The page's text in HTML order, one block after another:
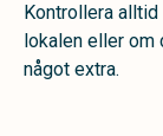
Kontrollera
lokalen eller om
något extra.